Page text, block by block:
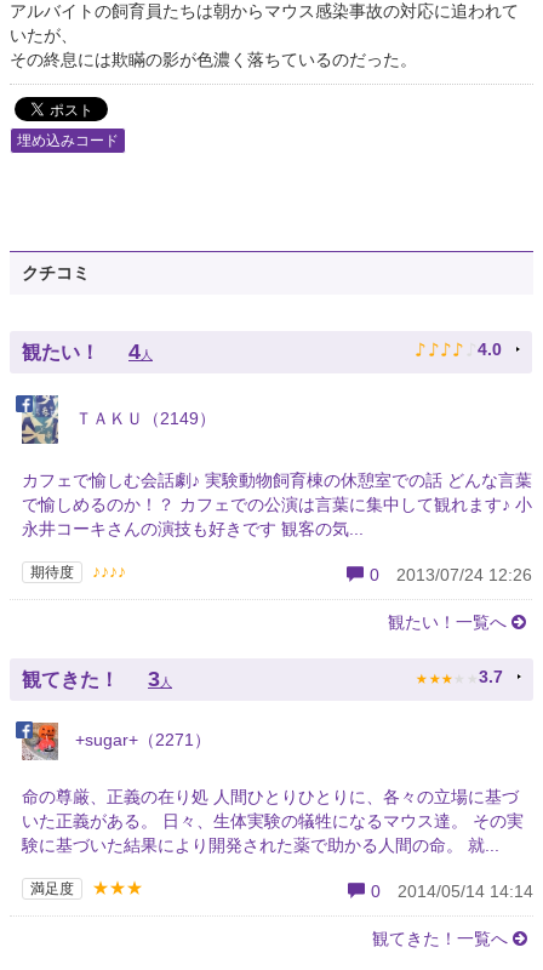
アルバイトの飼育員たちは朝からマウス感染事故の対応に追われて
いたが、
その終息には欺瞞の影が色濃く落ちているのだった。
埋め込みコード
クチコミ
観たい！ 4人 ♪ ♪ ♪ ♪ ♪ 4.0
ＴＡＫＵ（2149）
カフェで愉しむ会話劇♪ 実験動物飼育棟の休憩室での話 どんな言葉
で愉しめるのか！？ カフェでの公演は言葉に集中して観れます♪ 小
永井コーキさんの演技も好きです 観客の気...
期待度 ♪♪♪♪ 0 2013/07/24 12:26
観たい！一覧へ
観てきた！ 3 人 ★ ★ ★ ★ ★ 3.7
+sugar+（2271）
命の尊厳、正義の在り処 人間ひとりひとりに、各々の立場に基づ
いた正義がある。 日々、生体実験の犠牲になるマウス達。 その実
験に基づいた結果により開発された薬で助かる人間の命。 就...
満足度 ★★★ 0 2014/05/14 14:14
観てきた！一覧へ